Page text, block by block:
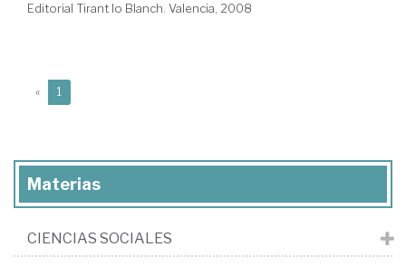
Editorial Tirant lo Blanch. Valencia, 2008
« 1
Materias
CIENCIAS SOCIALES